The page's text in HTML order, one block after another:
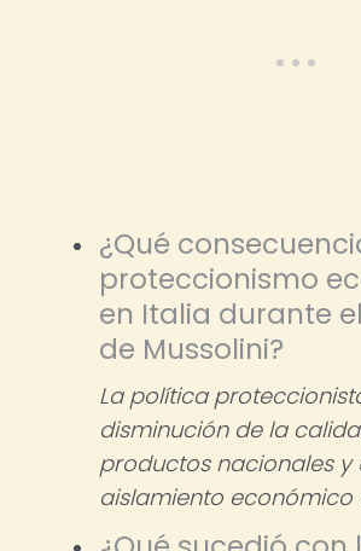
¿Qué
proteccionismo
en Italia durante
de Mussolini?
La política
disminución de la
productos nacionales y
aislamiento económico